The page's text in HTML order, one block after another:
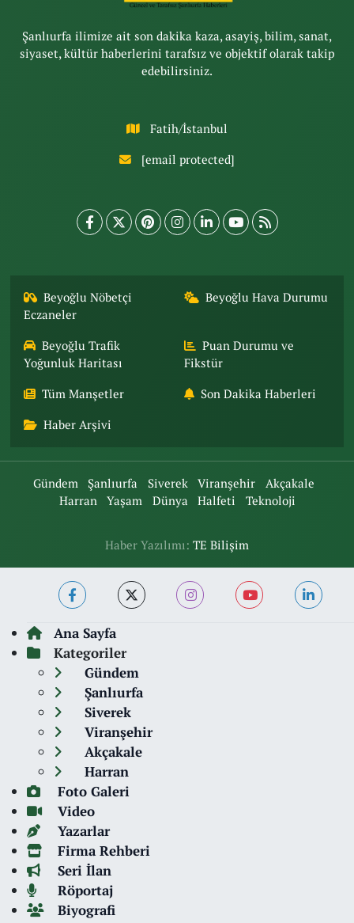
Şanlıurfa ilimize ait son dakika kaza, asayiş, bilim, sanat,
siyaset, kültür haberlerini tarafsız ve objektif olarak takip
edebilirsiniz.
Fatih/İstanbul
[email protected]
Beyoğlu Nöbetçi
Eczaneler
Beyoğlu Hava Durumu
Beyoğlu Trafik
Yoğunluk Haritası
Puan Durumu ve
Fikstür
Tüm Manşetler Son Dakika Haberleri
Haber Arşivi
Gündem Şanlıurfa Siverek Viranşehir
Akçakale
Harran
Yaşam Dünya Halfeti Teknoloji
Haber Yazılımı: TE Bilişim
Ana Sayfa
Kategoriler
Gündem
Şanlıurfa
Siverek
Viranşehir
Akçakale
Harran
Foto Galeri
Video
Yazarlar
Firma Rehberi
Seri İlan
Röportaj
Biyografi